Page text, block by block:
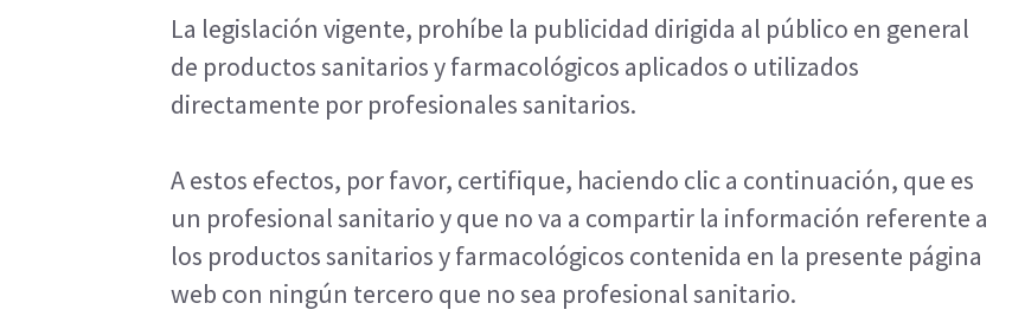
La legislación vigente, prohíbe la publicidad dirigida al público en general
de productos sanitarios y farmacológicos aplicados o utilizados
directamente por profesionales sanitarios.
A estos efectos, por favor, certifique, haciendo clic a continuación, que es
un profesional sanitario y que no va a compartir la información referente a
los productos sanitarios y farmacológicos contenida en la presente página
web con ningún tercero que no sea profesional sanitario.